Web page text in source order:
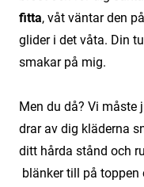
fitta, våt väntar den
glider i det våta. Din
smakar på mig.
Men du då? Vi måste
drar av dig kläderna
ditt hårda stånd och
blänker till på toppen